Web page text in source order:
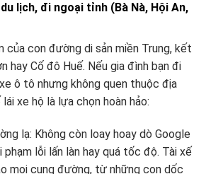
lịch, đi ngoại tỉnh (Bà Nà, Hội An,
của con đường di sản miền Trung, kết
hay Cố đô Huế. Nếu gia đình bạn đi
ô tô nhưng không quen thuộc địa
xe hộ là lựa chọn hoàn hảo:
lạ: Không còn loay hoay dò Google
phạm lỗi lấn làn hay quá tốc độ. Tài xế
mọi cung đường, từ những con dốc